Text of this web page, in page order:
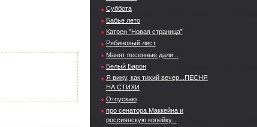
Суббота
Бабье лето
Катрен “Новая страница”
Рябиновый лист
Манят песенные дали...
Белый Барон
Я вижу, как тихий вечер...ПЕСНЯ
НА СТИХИ
Отпускаю
про сенатора Маккейна и
россиянскую копейку...